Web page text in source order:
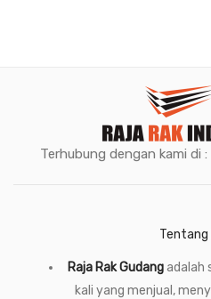
Terhubung dengan kami di :
Tentang
Raja Rak Gudangadalah
kali yang menjual,